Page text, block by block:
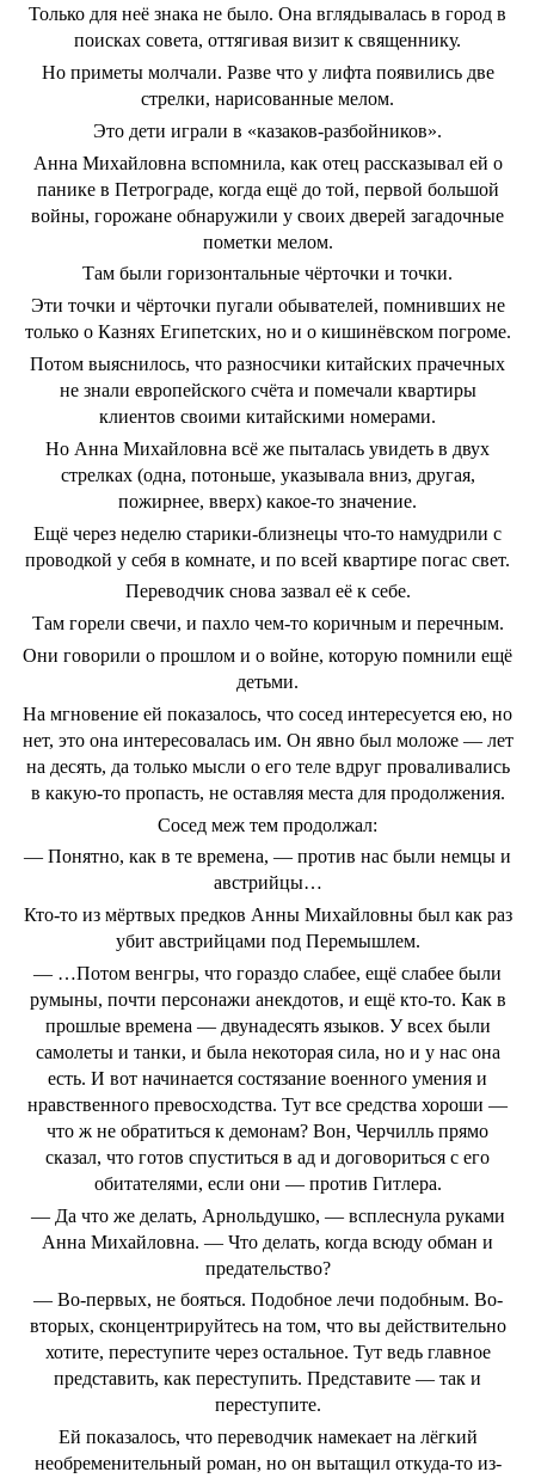
Только для неё знака не было. Она вглядывалась в город в
поисках совета, оттягивая визит к священнику.
Но приметы молчали. Разве что у лифта появились две
стрелки, нарисованные мелом.
Это дети играли в «казаков-разбойников».
Анна Михайловна вспомнила, как отец рассказывал ей о
панике в Петрограде, когда ещё до той, первой большой
войны, горожане обнаружили у своих дверей загадочные
пометки мелом.
Там были горизонтальные чёрточки и точки.
Эти точки и чёрточки пугали обывателей, помнивших не
только о Казнях Египетских, но и о кишинёвском погроме.
Потом выяснилось, что разносчики китайских прачечных
не знали европейского счёта и помечали квартиры
клиентов своими китайскими номерами.
Но Анна Михайловна всё же пыталась увидеть в двух
стрелках (одна, потоньше, указывала вниз, другая,
пожирнее, вверх) какое-то значение.
Ещё через неделю старики-близнецы что-то намудрили с
проводкой у себя в комнате, и по всей квартире погас свет.
Переводчик снова зазвал её к себе.
Там горели свечи, и пахло чем-то коричным и перечным.
Они говорили о прошлом и о войне, которую помнили ещё
детьми.
На мгновение ей показалось, что сосед интересуется ею, но
нет, это она интересовалась им. Он явно был моложе — лет
на десять, да только мысли о его теле вдруг проваливались
в какую-то пропасть, не оставляя места для продолжения.
Сосед меж тем продолжал:
— Понятно, как в те времена, — против нас были немцы и
австрийцы…
Кто-то из мёртвых предков Анны Михайловны был как раз
убит австрийцами под Перемышлем.
— …Потом венгры, что гораздо слабее, ещё слабее были
румыны, почти персонажи анекдотов, и ещё кто-то. Как в
прошлые времена — двунадесять языков. У всех были
самолеты и танки, и была некоторая сила, но и у нас она
есть. И вот начинается состязание военного умения и
нравственного превосходства. Тут все средства хороши —
что ж не обратиться к демонам? Вон, Черчилль прямо
сказал, что готов спуститься в ад и договориться с его
обитателями, если они — против Гитлера.
— Да что же делать, Арнольдушко, — всплеснула руками
Анна Михайловна. — Что делать, когда всюду обман и
предательство?
— Во-первых, не бояться. Подобное лечи подобным. Во-
вторых, сконцентрируйтесь на том, что вы действительно
хотите, переступите через остальное. Тут ведь главное
представить, как переступить. Представите — так и
переступите.
Ей показалось, что переводчик намекает на лёгкий
необременительный роман, но он вытащил откуда-то из-